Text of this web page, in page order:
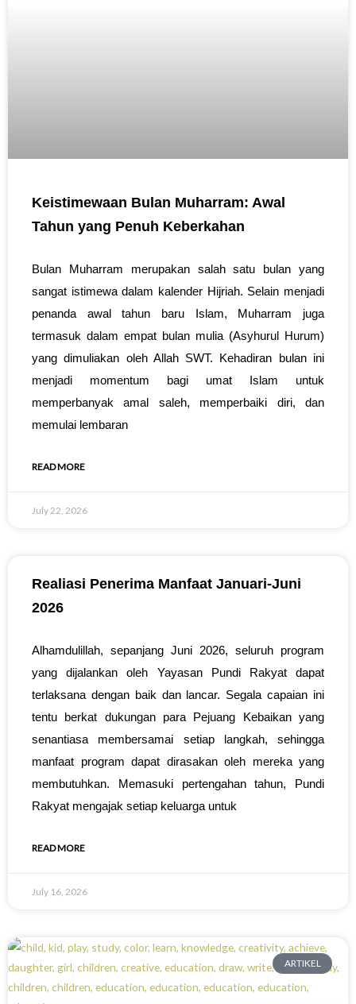
Keistimewaan Bulan Muharram: Awal
Tahun yang Penuh Keberkahan
Bulan Muharram merupakan salah satu bulan yang
sangat istimewa dalam kalender Hijriah. Selain menjadi
penanda awal tahun baru Islam, Muharram juga
termasuk dalam empat bulan mulia (Asyhurul Hurum)
yang dimuliakan oleh Allah SWT. Kehadiran bulan ini
menjadi momentum bagi umat Islam untuk
memperbanyak amal saleh, memperbaiki diri, dan
memulai lembaran
READ MORE
July 22, 2026
Realiasi Penerima Manfaat Januari-Juni
2026
Alhamdulillah, sepanjang Juni 2026, seluruh program
yang dijalankan oleh Yayasan Pundi Rakyat dapat
terlaksana dengan baik dan lancar. Segala capaian ini
tentu berkat dukungan para Pejuang Kebaikan yang
senantiasa membersamai setiap langkah, sehingga
manfaat program dapat dirasakan oleh mereka yang
membutuhkan. Memasuki pertengahan tahun, Pundi
Rakyat mengajak setiap keluarga untuk
READ MORE
July 16, 2026
ARTIKEL